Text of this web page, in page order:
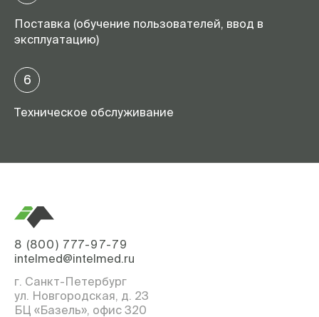
Поставка (обучение пользователей, ввод в
эксплуатацию)
6
Техническое обслуживание
8 (800) 777-97-79
intelmed@intelmed.ru
г. Санкт-Петербург
ул. Новгородская, д. 23
БЦ «Базель», офис 320